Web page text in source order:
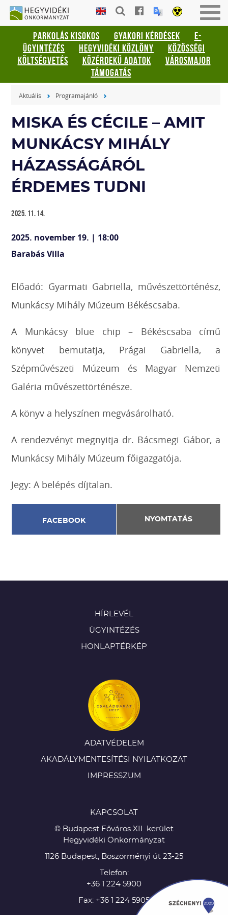
Gyorsbillentyűk
listája
Keresés:
"S"
Bejelentkezés:
be-
HEGYVIDÉKI
ÖNKORMÁNYZAT
PARKOLÁS KISOKOS GYAKORI KÉRDÉSEK
E-
ÜGYINTÉZÉS
HEGYVIDÉKI KÖZLÖNY
KÖZÖSSÉGI
KÖLTSÉGVETÉS
KÖZÉRDEKŰ ADATOK
VÁROSMAJOR
TÁMOGATÁS
Aktuális Programajánló
MISKA ÉS CÉCILE – AMIT
MUNKÁCSY MIHÁLY
HÁZASSÁGÁRÓL
ÉRDEMES TUDNI
2025. 11. 14.
2025. november 19. | 18:00
Barabás Villa
Előadó: Gyarmati Gabriella, művészettörténész,
Munkácsy Mihály Múzeum Békéscsaba.
A Munkácsy blue chip – Békéscsaba című
könyvet bemutatja, Prágai Gabriella, a
Szépművészeti Múzeum és Magyar Nemzeti
Galéria művészettörténésze.
A könyv a helyszínen megvásárolható.
A rendezvényt megnyitja dr. Bácsmegi Gábor, a
Munkácsy Mihály Múzeum főigazgatója.
Jegy: A belépés díjtalan.
FACEBOOK NYOMTATÁS
HÍRLEVÉL
ÜGYINTÉZÉS
HONLAPTÉRKÉP
ADATVÉDELEM
AKADÁLYMENTESÍTÉSI NYILATKOZAT
IMPRESSZUM
KAPCSOLAT
© Budapest Főváros XII. kerület
Hegyvidéki Önkormányzat
1126 Budapest, Böszörményi út 23-25
Telefon:
+36 1 224 5900
Fax: +36 1 224 5905